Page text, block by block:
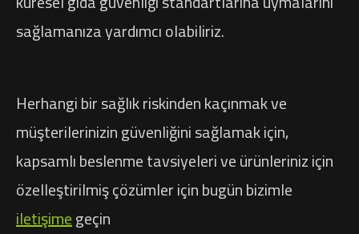
sağlamanıza yardımcı olabiliriz.
Herhangi bir sağlık riskinden kaçınmak ve
müşterilerinizin güvenliğini sağlamak için,
kapsamlı beslenme tavsiyeleri ve ürünleriniz için
özelleştirilmiş çözümler için bugün bizimle
iletişimegeçin